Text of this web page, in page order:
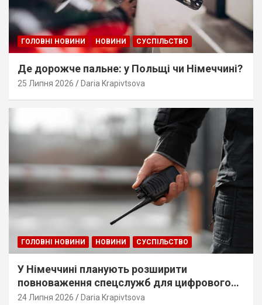
ГОЛОВНІ НОВИНИ НОВИНИ СУСПІЛЬСТВО
Де дорожче пальне: у Польщі чи Німеччині?
25 Липня 2026 Daria Krapivtsova
ГОЛОВНІ НОВИНИ НОВИНИ СУСПІЛЬСТВО
У Німеччині планують розширити
повноваження спецслужб для цифрового
стеження
24 Липня 2026 Daria Krapivtsova